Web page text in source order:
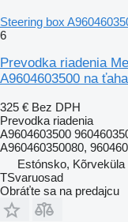
Steering box
6
Prevodka riadenia
A9604603500 na
325 € Bez DPH
Prevodka riadenia
A9604603500
A960460350080,
Estónsko, Kõrveküla
TSvaruosad
Obráťte sa na predajcu